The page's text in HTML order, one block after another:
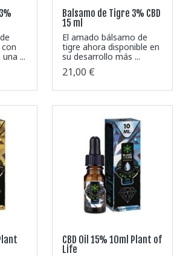
...
Balsamo de Tigre 3% CBD
15 ml
El amado bálsamo de
tigre ahora disponible en
su desarrollo más ...
21,00 €
CBD Oil 15% 10ml Plant of
Life